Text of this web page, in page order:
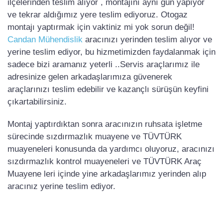
ilçelerinden teslim alıyor , montajını aynı gün yapıyor
ve tekrar aldığımız yere teslim ediyoruz. Otogaz
montajı yaptırmak için vaktiniz mi yok sorun değil!
Candan Mühendislik aracınızı yerinden teslim alıyor ve
yerine teslim ediyor, bu hizmetimizden faydalanmak için
sadece bizi aramanız yeterli ..Servis araçlarımız ile
adresinize gelen arkadaşlarımıza güvenerek
araçlarınızı teslim edebilir ve kazançlı sürüşün keyfini
çıkartabilirsiniz.
Montaj yaptırdıktan sonra aracınızın ruhsata işletme
sürecinde sızdırmazlık muayene ve TÜVTÜRK
muayeneleri konusunda da yardımcı oluyoruz, aracınızı
sızdırmazlık kontrol muayeneleri ve TÜVTÜRK Araç
Muayene leri içinde yine arkadaşlarımız yerinden alıp
aracınız yerine teslim ediyor.